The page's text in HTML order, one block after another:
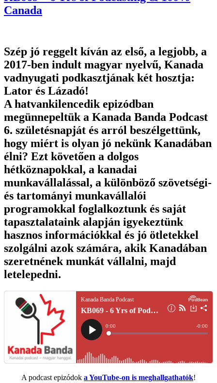
Canada
Szép jó reggelt kíván az első, a legjobb, a
2017-ben indult magyar nyelvű, Kanada
vadnyugati podkasztjának két hosztja:
Lator és Lázadó!
A hatvankilencedik epizódban
megünnepeltük a Kanada Banda Podcast
6. születésnapját és arról beszélgettünk,
hogy miért is olyan jó nekünk Kanadában
élni? Ezt követően a dolgos
hétköznapokkal, a kanadai
munkavállalással, a különböző szövetségi-
és tartományi munkavállalói
programokkal foglalkoztunk és saját
tapasztalataink alapján igyekeztünk
hasznos információkkal és jó ötletekkel
szolgálni azok számára, akik Kanadában
szeretnének munkát vállalni, majd
letelepedni.
A podcast epizódok a YouTube-on is meghallgathatók!